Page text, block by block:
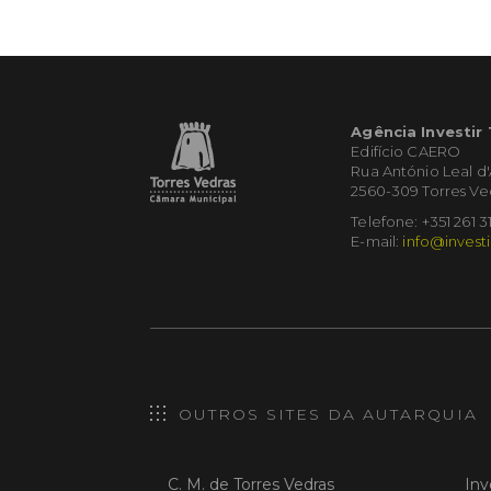
Agência Investir
Edifício CAERO
Rua António Leal
2560-309 Torres
Telefone: +351 261
E-mail:
OUTROS SITES DA AUTARQUIA
C. M. de Torres Vedras